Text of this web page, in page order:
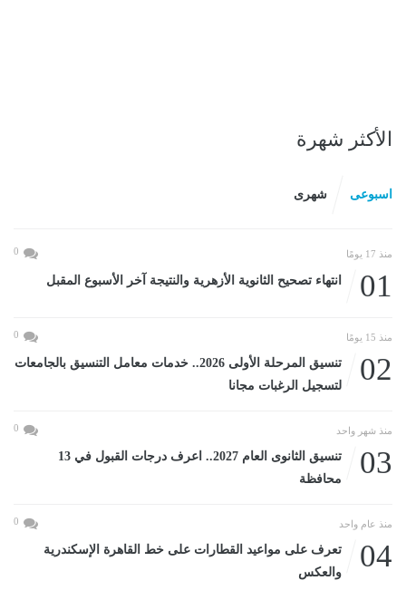
الأكثر شهرة
اسبوعى شهرى
منذ 17 يومًا 0
01 انتهاء تصحيح الثانوية الأزهرية والنتيجة آخر الأسبوع المقبل
منذ 15 يومًا 0
02
تنسيق المرحلة الأولى 2026.. خدمات معامل التنسيق بالجامعات
لتسجيل الرغبات مجانا
منذ شهر واحد 0
03
تنسيق الثانوى العام 2027.. اعرف درجات القبول في 13
محافظة
منذ عام واحد 0
04
تعرف على مواعيد القطارات على خط القاهرة الإسكندرية
والعكس